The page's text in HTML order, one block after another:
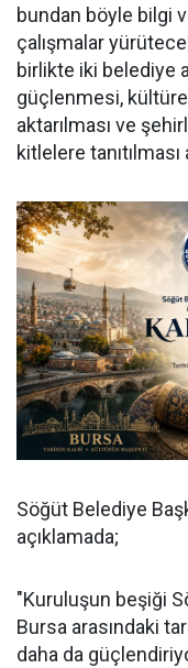
bundan böyle bilgi
çalışmalar
birlikte iki belediye
güçlenmesi,
aktarılması ve
kitlelere tanıtılması
Söğüt Belediye
açıklamada;
"Kuruluşun beşiği
Bursa arasındaki
daha da